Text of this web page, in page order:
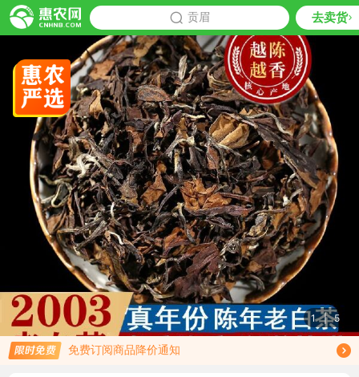
贡眉 去卖货
1 | 5
限时免费订阅贡眉行情趋势
免费订阅商品降价通知